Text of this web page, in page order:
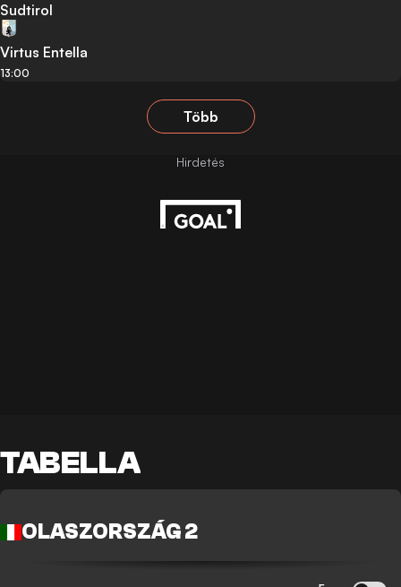
Sudtirol
Virtus Entella
13:00
Több
TABELLA
OLASZORSZÁG 2